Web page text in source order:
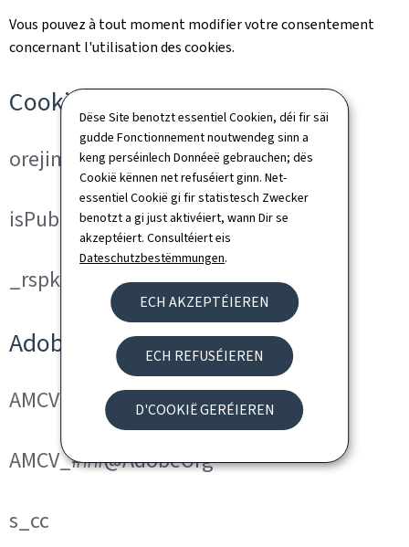
Dëse Site benotzt essentiel Cookien, déi fir säi
gudde Fonctionnement noutwendeg sinn a
keng perséinlech Donnéeë gebrauchen; dës
Cookië kënnen net refuséiert ginn. Net-
essentiel Cookië gi fir statistesch Zwecker
benotzt a gi just aktivéiert, wann Dir se
akzeptéiert. Consultéiert eis
Dateschutzbestëmmungen.
ECH AKZEPTÉIEREN
ECH REFUSÉIEREN
D'COOKIË GERÉIEREN
Vous pouvez à tout moment modifier votre consentement
concernant l'utilisation des cookies.
Cookies techniques
orejime
isPublicWebsite
_rspkrLoadCore (ReadSpeaker)
Adobe Analytics
AMCVS_###@AdobeOrg
AMCV_###@AdobeOrg
s_cc